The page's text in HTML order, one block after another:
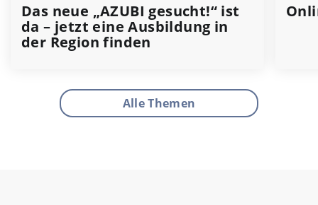
Das neue „AZUBI gesucht!“ ist
da – jetzt eine Ausbildung in
der Region finden
Alle Themen